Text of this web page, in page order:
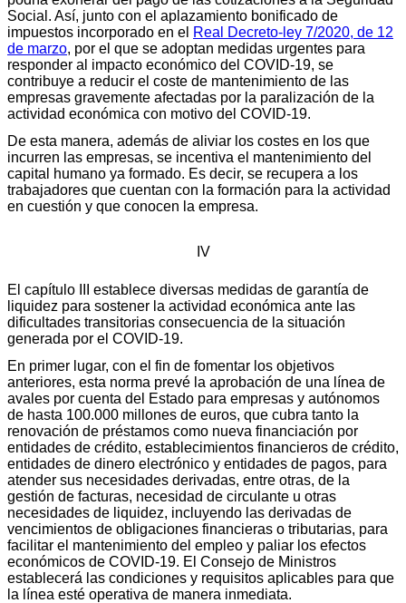
Social. Así, junto con el aplazamiento bonificado de
impuestos incorporado en el Real Decreto-ley 7/2020, de 12
de marzo, por el que se adoptan medidas urgentes para
responder al impacto económico del COVID-19, se
contribuye a reducir el coste de mantenimiento de las
empresas gravemente afectadas por la paralización de la
actividad económica con motivo del COVID-19.
De esta manera, además de aliviar los costes en los que
incurren las empresas, se incentiva el mantenimiento del
capital humano ya formado. Es decir, se recupera a los
trabajadores que cuentan con la formación para la actividad
en cuestión y que conocen la empresa.
IV
El capítulo III establece diversas medidas de garantía de
liquidez para sostener la actividad económica ante las
dificultades transitorias consecuencia de la situación
generada por el COVID-19.
En primer lugar, con el fin de fomentar los objetivos
anteriores, esta norma prevé la aprobación de una línea de
avales por cuenta del Estado para empresas y autónomos
de hasta 100.000 millones de euros, que cubra tanto la
renovación de préstamos como nueva financiación por
entidades de crédito, establecimientos financieros de crédito,
entidades de dinero electrónico y entidades de pagos, para
atender sus necesidades derivadas, entre otras, de la
gestión de facturas, necesidad de circulante u otras
necesidades de liquidez, incluyendo las derivadas de
vencimientos de obligaciones financieras o tributarias, para
facilitar el mantenimiento del empleo y paliar los efectos
económicos de COVID-19. El Consejo de Ministros
establecerá las condiciones y requisitos aplicables para que
la línea esté operativa de manera inmediata.